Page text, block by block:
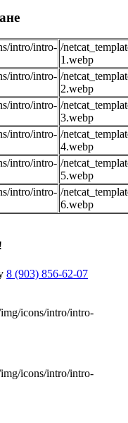
intro/intro- /
1.webp
intro/intro- /
2.webp
intro/intro- /
3.webp
intro/intro- /
4.webp
intro/intro- /
5.webp
intro/intro- /
6.webp
8 (903) 856-62-07